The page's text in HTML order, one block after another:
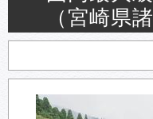
（宮崎県